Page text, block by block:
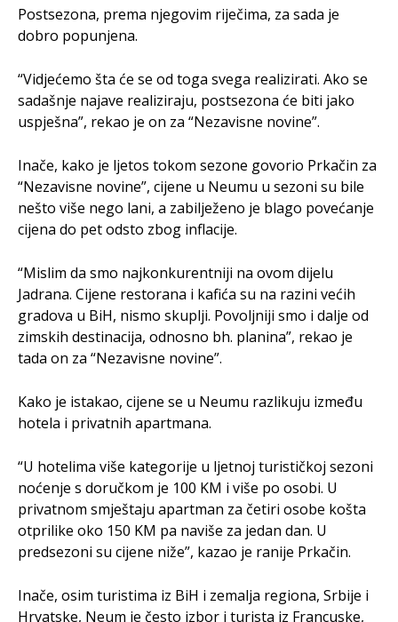
Postsezona, prema njegovim riječima, za sada je
dobro popunjena.
“Vidjećemo šta će se od toga svega realizirati. Ako se
sadašnje najave realiziraju, postsezona će biti jako
uspješna”, rekao je on za “Nezavisne novine”.
Inače, kako je ljetos tokom sezone govorio Prkačin za
“Nezavisne novine”, cijene u Neumu u sezoni su bile
nešto više nego lani, a zabilježeno je blago povećanje
cijena do pet odsto zbog inflacije.
“Mislim da smo najkonkurentniji na ovom dijelu
Jadrana. Cijene restorana i kafića su na razini većih
gradova u BiH, nismo skuplji. Povoljniji smo i dalje od
zimskih destinacija, odnosno bh. planina”, rekao je
tada on za “Nezavisne novine”.
Kako je istakao, cijene se u Neumu razlikuju između
hotela i privatnih apartmana.
“U hotelima više kategorije u ljetnoj turističkoj sezoni
noćenje s doručkom je 100 KM i više po osobi. U
privatnom smještaju apartman za četiri osobe košta
otprilike oko 150 KM pa naviše za jedan dan. U
predsezoni su cijene niže”, kazao je ranije Prkačin.
Inače, osim turistima iz BiH i zemalja regiona, Srbije i
Hrvatske, Neum je često izbor i turista iz Francuske,